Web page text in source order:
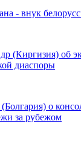
- внук
(Киргизия) об
диаспоры
о
за рубежом